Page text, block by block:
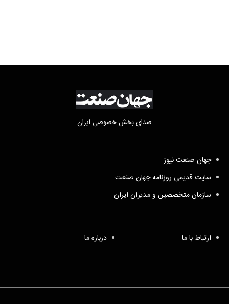
صدای بخش خصوصی ایران
جهان صنعت نیوز
سایت قدیمی روزنامه جهان صنعت
سازمان متخصصین و مدیران ایران
ارتباط با ما درباره ما